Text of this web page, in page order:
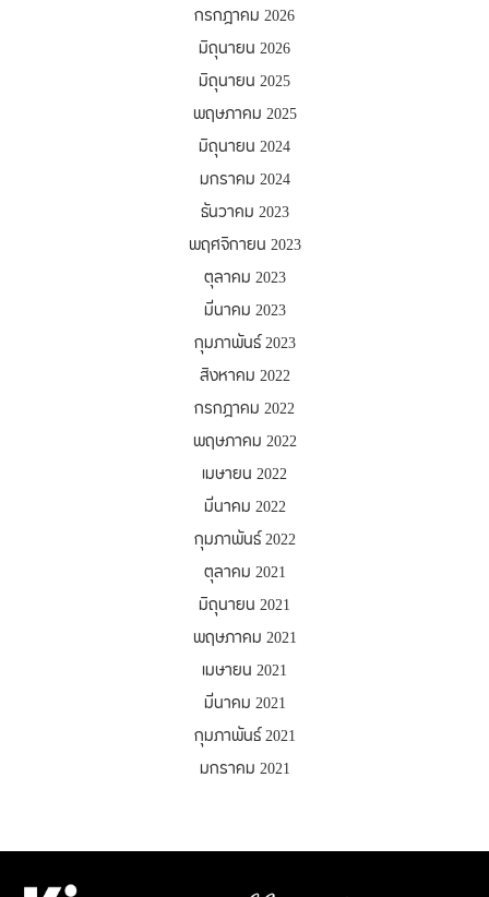
กรกฎาคม 2026
มิถุนายน 2026
มิถุนายน 2025
พฤษภาคม 2025
มิถุนายน 2024
มกราคม 2024
ธันวาคม 2023
พฤศจิกายน 2023
ตุลาคม 2023
มีนาคม 2023
กุมภาพันธ์ 2023
สิงหาคม 2022
กรกฎาคม 2022
พฤษภาคม 2022
เมษายน 2022
มีนาคม 2022
กุมภาพันธ์ 2022
ตุลาคม 2021
มิถุนายน 2021
พฤษภาคม 2021
เมษายน 2021
มีนาคม 2021
กุมภาพันธ์ 2021
มกราคม 2021